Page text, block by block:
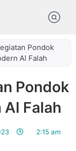
Pondok
Al Falah
Pondok
Falah
2:15 am